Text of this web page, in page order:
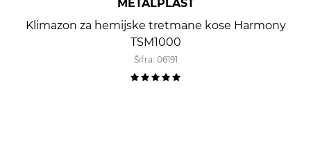
METALPLAST
Klimazon za hemijske tretmane kose Harmony
TSM1000
Šifra: 06191